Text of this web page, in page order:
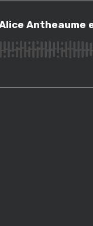
Parody
Antheaume